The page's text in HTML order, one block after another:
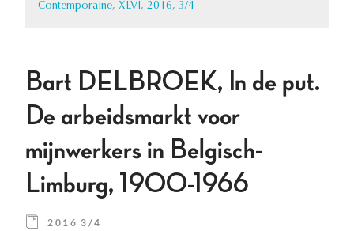
Contemporaine, XLVI, 2016, 3/4
Bart DELBROEK, In de put.
De arbeidsmarkt voor
mijnwerkers in Belgisch-
Limburg, 1900-1966
2016 3/4